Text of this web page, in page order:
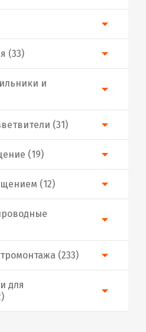
(19)
и
(233)
(31)
(12)
(33)
для